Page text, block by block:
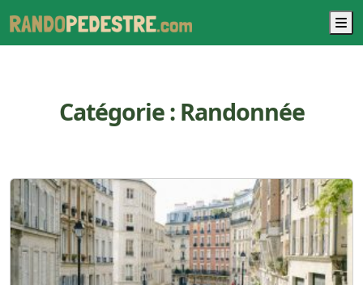
Catégorie : Randonnée